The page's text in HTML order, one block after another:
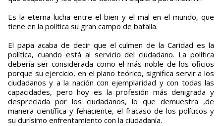
Es la eterna lucha entre el bien y el mal en el mundo, que
tiene en la política su gran campo de batalla.
El papa acaba de decir que el culmen de la Caridad es la
política, cuando está al servicio del ciudadano. La política
debería ser considerada como el más noble de los oficios
porque su ejercicio, en el plano teórico, significa servir a los
ciudadanos y a la nación con ejemplaridad y con todas las
capacidades, pero hoy es la profesión más denigrada y
despreciada por los ciudadanos, lo que demuestra ,de
manera científica y fehaciente, el fracaso de los políticos y
su durísimo enfrentamiento con la ciudadanía.